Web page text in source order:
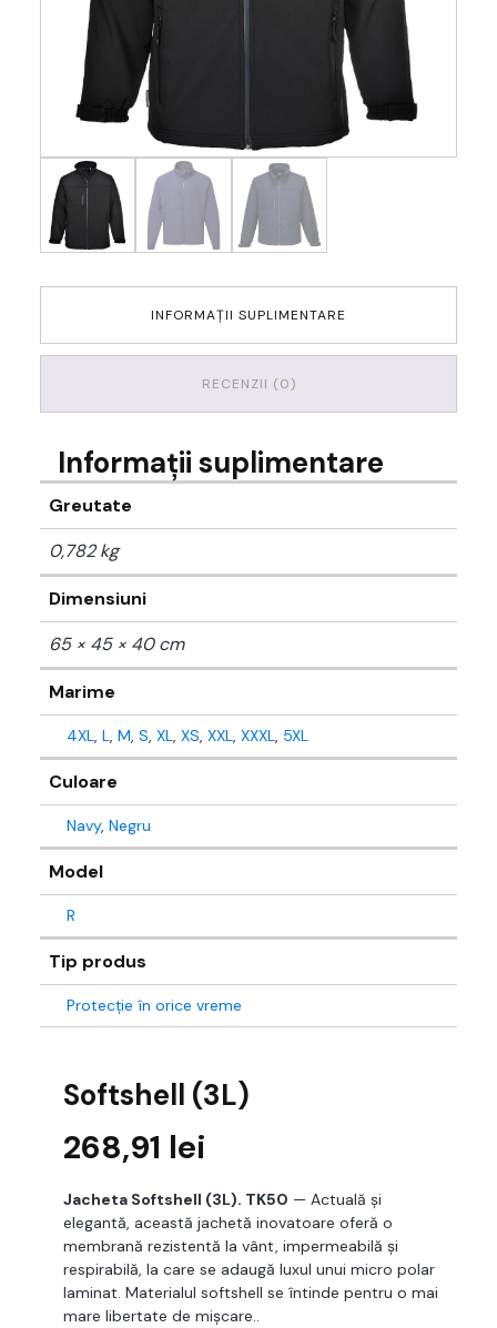
INFORMAȚII SUPLIMENTARE
RECENZII (0)
Informații suplimentare
Greutate
0,782 kg
Dimensiuni
65 × 45 × 40 cm
Marime
4XL, L, M, S, XL, XS, XXL, XXXL, 5XL
Culoare
Navy, Negru
Model
R
Tip produs
Protecție în orice vreme
Softshell (3L)
268,91 lei
Jacheta Softshell (3L). TK50 — Actuală și
elegantă, această jachetă inovatoare oferă o
membrană rezistentă la vânt, impermeabilă și
respirabilă, la care se adaugă luxul unui micro polar
laminat. Materialul softshell se întinde pentru o mai
mare libertate de mișcare..